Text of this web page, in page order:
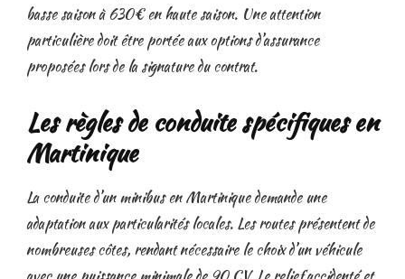
basse saison à 630€ en haute saison. Une attention
particulière doit être portée aux options d’assurance
proposées lors de la signature du contrat.
Les règles de conduite spécifiques en
Martinique
La conduite d’un minibus en Martinique demande une
adaptation aux particularités locales. Les routes présentent de
nombreuses côtes, rendant nécessaire le choix d’un véhicule